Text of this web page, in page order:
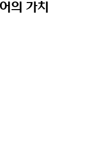
의 가치